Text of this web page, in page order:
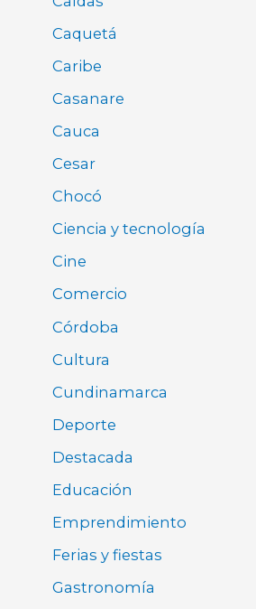
Caquetá
Caribe
Casanare
Cauca
Cesar
Chocó
Ciencia y tecnología
Cine
Comercio
Córdoba
Cultura
Cundinamarca
Deporte
Destacada
Educación
Emprendimiento
Ferias y fiestas
Gastronomía